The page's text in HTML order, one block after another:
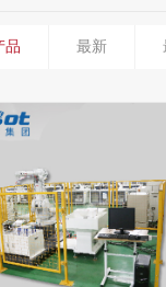
品 最新